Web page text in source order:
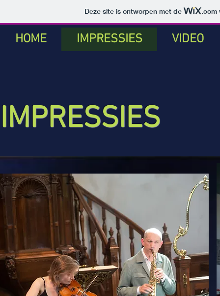
Deze site is ontworpen met de .com
HOME IMPRESSIES VIDEO
IMPRESSIES